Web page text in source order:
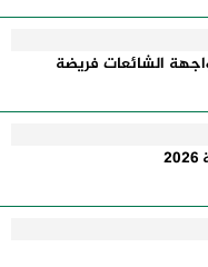
الشائعات فريضة